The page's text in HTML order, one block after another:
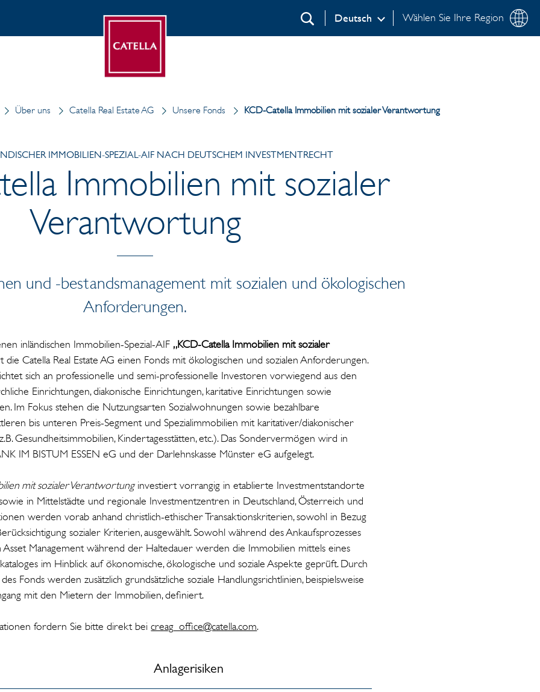
Wählen Sie Ihre Region
Deutsch
Suchen
Über uns Catella Real Estate AG Unsere Fonds KCD-Catella Immobilien mit sozialer Verantwortung
IMMOBILIEN-SPEZIAL-AIF NACH DEUTSCHEM INVESTMENTRECHT
Immobilien mit sozialer
Verantwortung
und -bestandsmanagement mit sozialen und ökologischen
Anforderungen.
inländischen Immobilien-Spezial-AIF „KCD-Catella Immobilien mit sozialer
die Catella Real Estate AG einen Fonds mit ökologischen und sozialen Anforderungen.
sich an professionelle und semi-professionelle Investoren vorwiegend aus den
Einrichtungen, diakonische Einrichtungen, karitative Einrichtungen sowie
Im Fokus stehen die Nutzungsarten Sozialwohnungen sowie bezahlbare
bis unteren Preis-Segment und Spezialimmobilien mit karitativer/diakonischer
Gesundheitsimmobilien, Kindertagesstätten, etc.). Das Sondervermögen wird in
IM BISTUM ESSEN eG und der Darlehnskasse Münster eG aufgelegt.
mit sozialer Verantwortunginvestiert vorrangig in etablierte Investmentstandorte
in Mittelstädte und regionale Investmentzentren in Deutschland, Österreich und
werden vorab anhand christlich-ethischer Transaktionskriterien, sowohl in Bezug
sozialer Kriterien, ausgewählt. Sowohl während des Ankaufsprozesses
Asset Management während der Haltedauer werden die Immobilien mittels eines
im Hinblick auf ökonomische, ökologische und soziale Aspekte geprüft. Durch
Fonds werden zusätzlich grundsätzliche soziale Handlungsrichtlinien, beispielsweise
mit den Mietern der Immobilien, definiert.
fordern Sie bitte direkt beicreag_office@catella.com.
Anlagerisiken